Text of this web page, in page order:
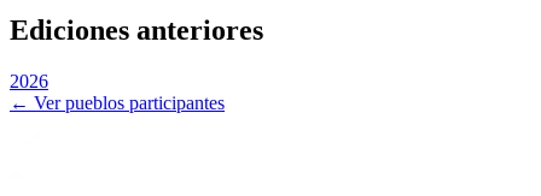
Ediciones anteriores
2026
← Ver pueblos participantes